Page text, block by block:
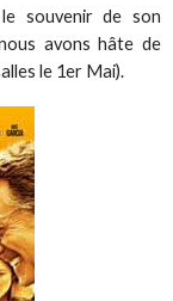
souvenir de son
avons hâte de
le 1er Mai).